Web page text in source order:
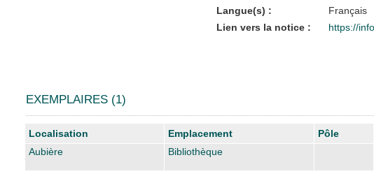
Langue(s) :
Français
Lien vers la notice :
https://
EXEMPLAIRES (1)
Liste des exemplaires
Localisation Emplacement Pôle
Aubière
Bibliothèque